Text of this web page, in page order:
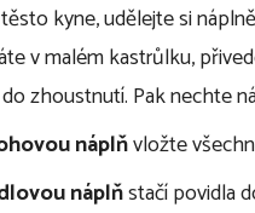
kyne, udělejte si
v malém kastrůlku,
zhoustnutí. Pak nechte
náplňvložte
náplňstačí povidla